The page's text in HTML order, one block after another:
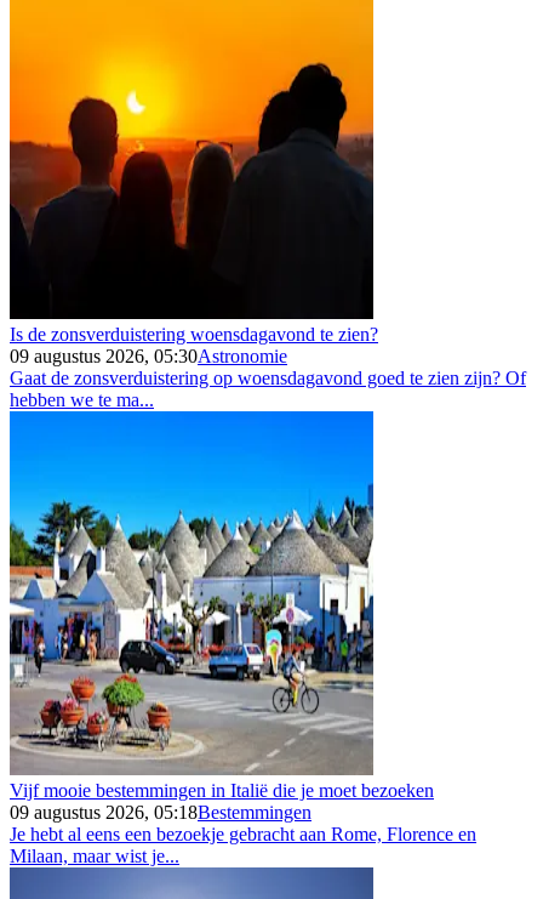
Is de zonsverduistering woensdagavond te zien?
09 augustus 2026, 05:30Astronomie
Gaat de zonsverduistering op woensdagavond goed te zien zijn? Of
hebben we te ma...
Vijf mooie bestemmingen in Italië die je moet bezoeken
09 augustus 2026, 05:18Bestemmingen
Je hebt al eens een bezoekje gebracht aan Rome, Florence en
Milaan, maar wist je...